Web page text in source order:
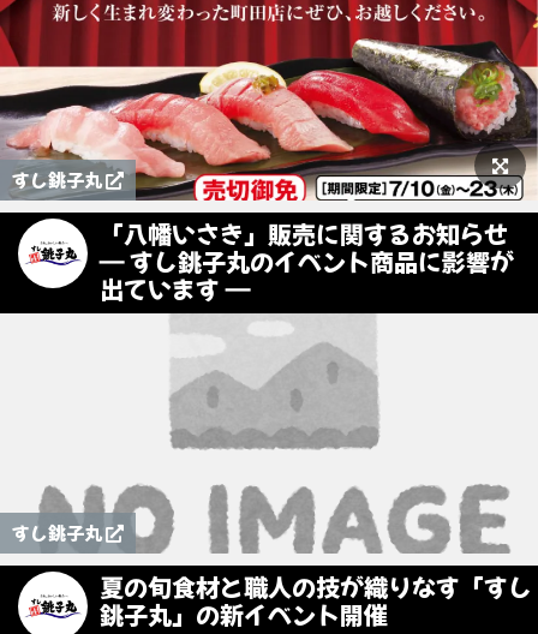
すし銚子丸
「八幡いさき」販売に関するお知らせ
― すし銚子丸のイベント商品に影響が
出ています ―
すし銚子丸
夏の旬食材と職人の技が織りなす「すし
銚子丸」の新イベント開催